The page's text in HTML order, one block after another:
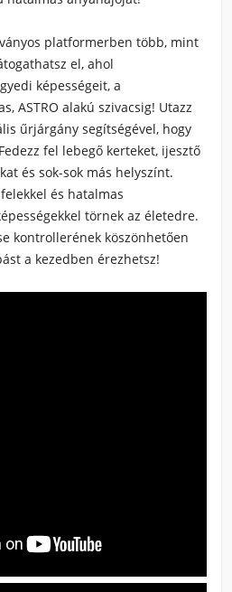
platformerben több, mint
el, ahol
képességeit, a
ASTRO alakú szivacsig! Utazz
űrjárgány segítségével, hogy
fel lebegő kerteket, ijesztő
és sok-sok más helyszínt.
és hatalmas
törnek az életedre.
kontrollerének köszönhetően
a kezedben érezhetsz!